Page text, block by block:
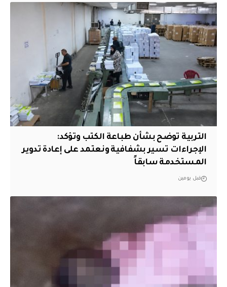
التربية توضح بشأن طباعة الكتب وتؤكد:
الإجراءات تسير بشفافية ونعتمد على إعادة تدوير
المستخدمة سابقاً
قبل يومين